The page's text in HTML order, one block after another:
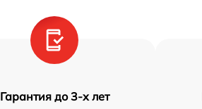
Гарантия до 3-х лет